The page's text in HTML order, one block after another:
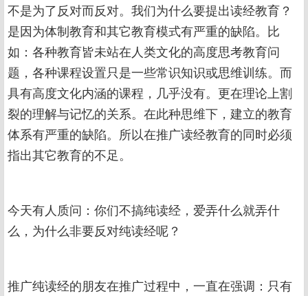
不是为了反对而反对。我们为什么要提出读经教育？
是因为体制教育和其它教育模式有严重的缺陷。比
如：各种教育皆未站在人类文化的高度思考教育问
题，各种课程设置只是一些常识知识或思维训练。而
具有高度文化内涵的课程，几乎没有。更在理论上割
裂的理解与记忆的关系。在此种思维下，建立的教育
体系有严重的缺陷。所以在推广读经教育的同时必须
指出其它教育的不足。
今天有人质问：你们不搞纯读经，爱弄什么就弄什
么，为什么非要反对纯读经呢？
推广纯读经的朋友在推广过程中，一直在强调：只有